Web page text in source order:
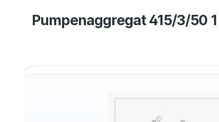
Pumpenaggregat 415/3/50 1